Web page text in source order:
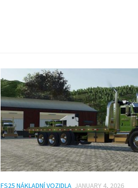
FS25 NÁKLADNÍ VOZIDLA JANUARY 4, 2026